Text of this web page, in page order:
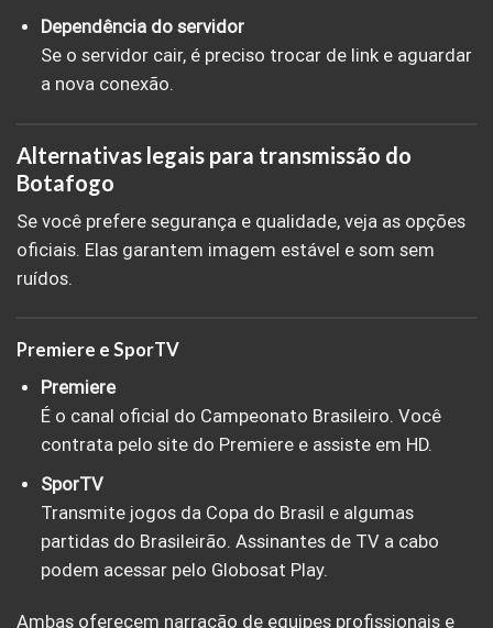
Dependência do servidor
Se o servidor cair, é preciso trocar de link e aguardar
a nova conexão.
Alternativas legais para transmissão do
Botafogo
Se você prefere segurança e qualidade, veja as opções
oficiais. Elas garantem imagem estável e som sem
ruídos.
Premiere e SporTV
Premiere
É o canal oficial do Campeonato Brasileiro. Você
contrata pelo site do Premiere e assiste em HD.
SporTV
Transmite jogos da Copa do Brasil e algumas
partidas do Brasileirão. Assinantes de TV a cabo
podem acessar pelo Globosat Play.
Ambas oferecem narração de equipes profissionais e